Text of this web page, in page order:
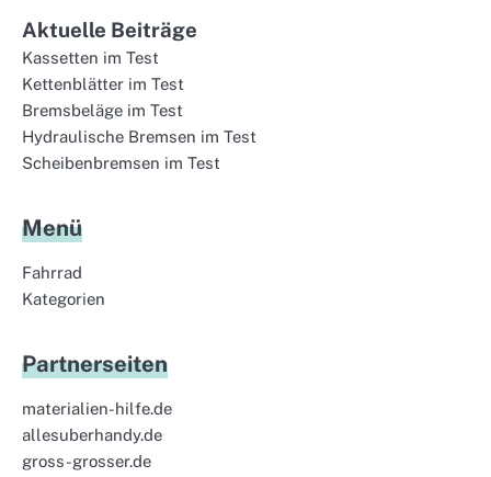
Aktuelle Beiträge
Kassetten im Test
Kettenblätter im Test
Bremsbeläge im Test
Hydraulische Bremsen im Test
Scheibenbremsen im Test
Menü
Fahrrad
Kategorien
Partnerseiten
materialien-hilfe.de
allesuberhandy.de
gross-grosser.de